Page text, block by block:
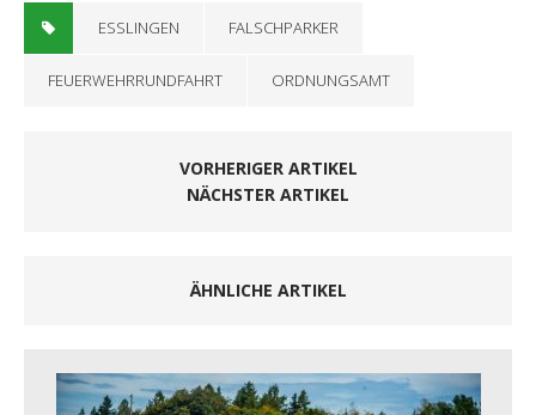
ESSLINGEN FALSCHPARKER
FEUERWEHRRUNDFAHRT ORDNUNGSAMT
VORHERIGER ARTIKEL
NÄCHSTER ARTIKEL
ÄHNLICHE ARTIKEL